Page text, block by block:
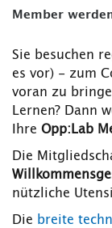
Member
Sie besuchen
es vor) - zum
voran zu
Lernen? Dann
Ihre Opp:Lab
Die
nützliche
Die breite